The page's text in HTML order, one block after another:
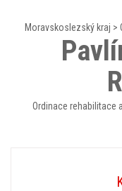
Moravskoslezský kraj >
Ordinace rehabilitace